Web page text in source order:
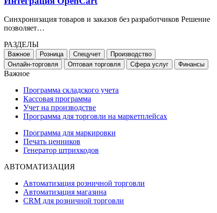
Синхронизация товаров и заказов без разработчиков Решение
позволяет…
РАЗДЕЛЫ
Важное Розница Спецучет
Производство
Онлайн-торговля
Оптовая торговля Сфера услуг Финансы
Важное
Программа складского учета
Кассовая программа
Учет на производстве
Программа для торговли на маркетплейсах
Программа для маркировки
Печать ценников
Генератор штрихкодов
АВТОМАТИЗАЦИЯ
Автоматизация розничной торговли
Автоматизация магазина
CRM для розничной торговли